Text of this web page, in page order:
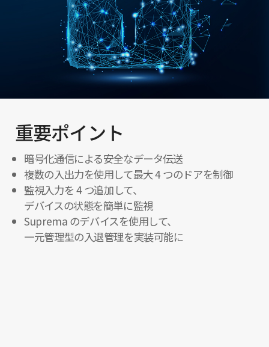
重要ポイント
暗号化通信による安全なデータ伝送
複数の入出力を使用して最大 4 つのドアを制御
監視入力を 4 つ追加して、
デバイスの状態を簡単に監視
Suprema のデバイスを使用して、
一元管理型の入退管理を実装可能に